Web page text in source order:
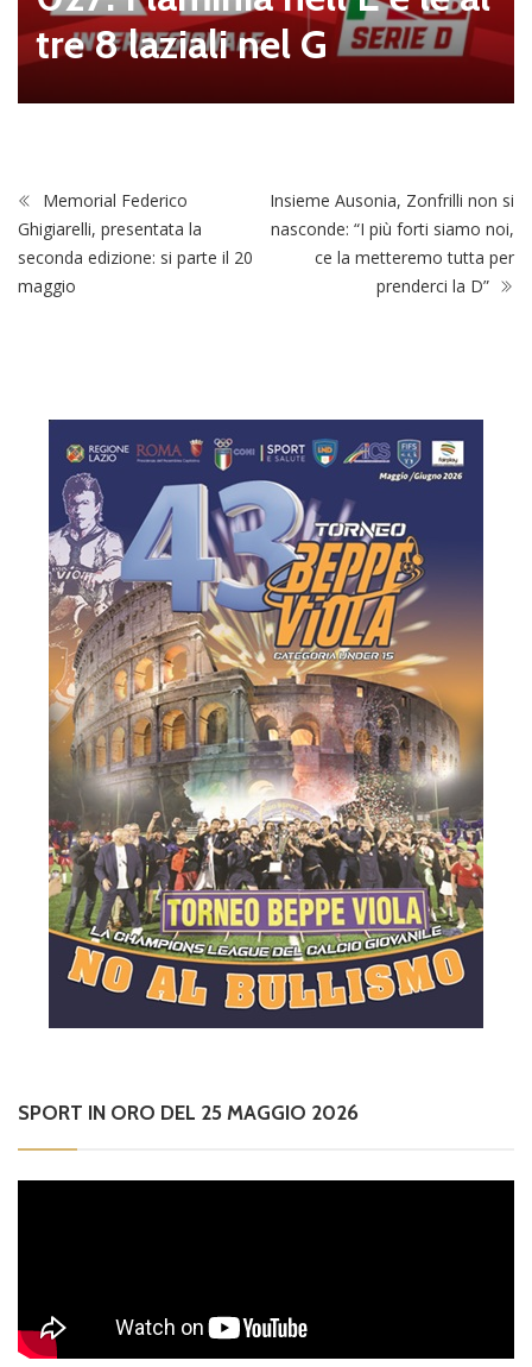
tre 8 laziali nel G
Memorial Federico
Ghigiarelli, presentata la
seconda edizione: si parte il 20
maggio
Insieme Ausonia, Zonfrilli non si
nasconde: “I più forti siamo noi,
ce la metteremo tutta per
prenderci la D”
SPORT IN ORO DEL 25 MAGGIO 2026